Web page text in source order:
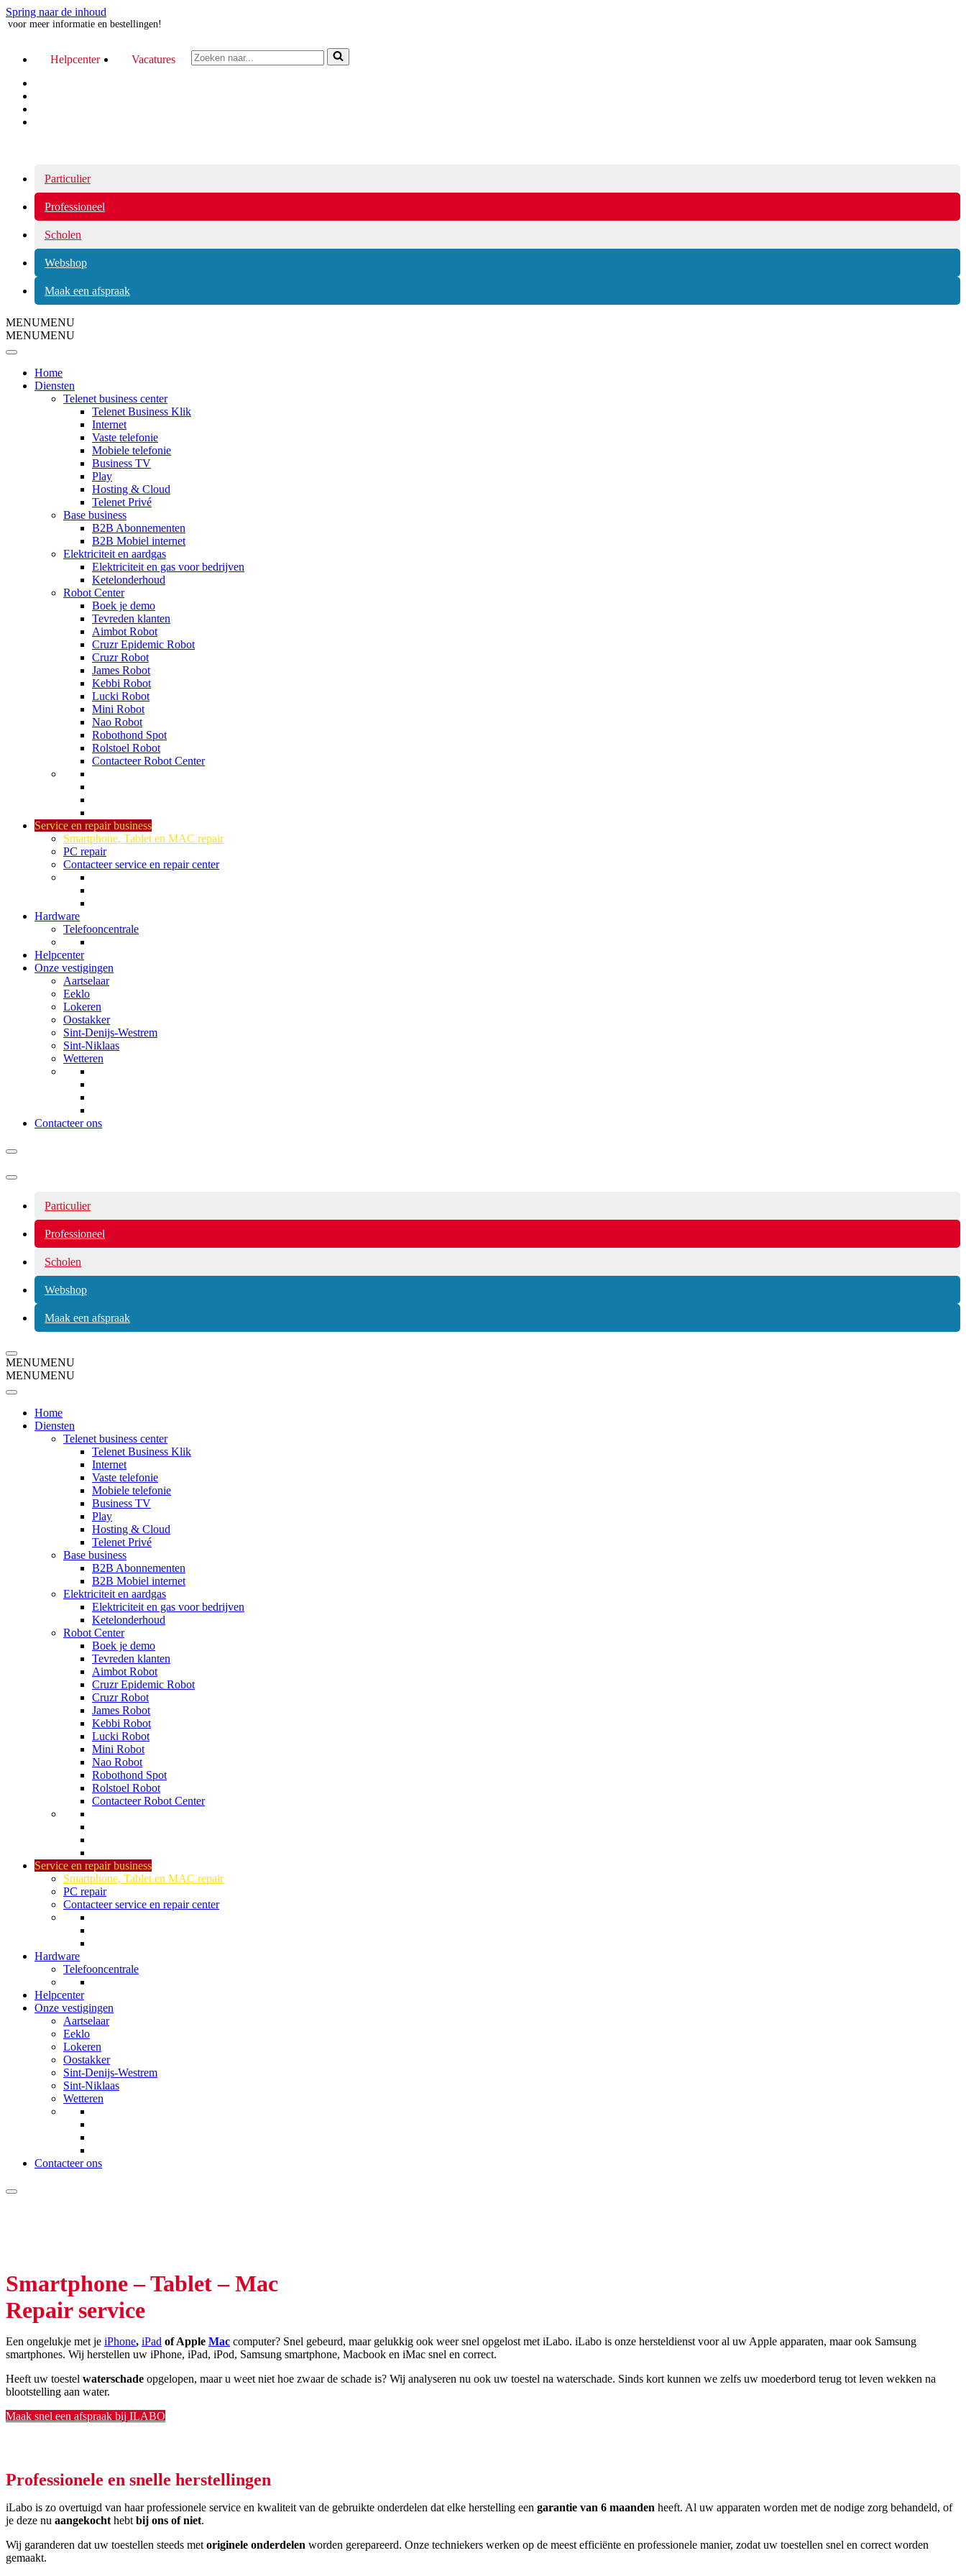
Spring naar de inhoud
meer informatie en bestellingen!
Helpcenter Vacatures
Z
o
.
Particulier
Professioneel
Scholen
Webshop
Maak een afspraak
MENUMENU
MENUMENU
Home
Diensten
Telenet business center
Telenet Business Klik
Internet
Vaste telefonie
Mobiele telefonie
Business TV
Play
Hosting & Cloud
Telenet Privé
Base business
B2B Abonnementen
B2B Mobiel internet
Elektriciteit en aardgas
Elektriciteit en gas voor bedrijven
Ketelonderhoud
Robot Center
Boek je demo
Tevreden klanten
Aimbot Robot
Cruzr Epidemic Robot
Cruzr Robot
James Robot
Kebbi Robot
Lucki Robot
Mini Robot
Nao Robot
Robothond Spot
Rolstoel Robot
Contacteer Robot Center
Service en repair business
Smartphone, Tablet en MAC repair
PC repair
Contacteer service en repair center
Hardware
Telefooncentrale
Helpcenter
Onze vestigingen
Aartselaar
Eeklo
Lokeren
Oostakker
Sint-Denijs-Westrem
Sint-Niklaas
Wetteren
Contacteer ons
Navigatiemenu
Particulier
Professioneel
Scholen
Webshop
Maak een afspraak
Navigatiemenu
MENUMENU
MENUMENU
Home
Diensten
Telenet business center
Telenet Business Klik
Internet
Vaste telefonie
Mobiele telefonie
Business TV
Play
Hosting & Cloud
Telenet Privé
Base business
B2B Abonnementen
B2B Mobiel internet
Elektriciteit en aardgas
Elektriciteit en gas voor bedrijven
Ketelonderhoud
Robot Center
Boek je demo
Tevreden klanten
Aimbot Robot
Cruzr Epidemic Robot
Cruzr Robot
James Robot
Kebbi Robot
Lucki Robot
Mini Robot
Nao Robot
Robothond Spot
Rolstoel Robot
Contacteer Robot Center
Service en repair business
Smartphone, Tablet en MAC repair
PC repair
Contacteer service en repair center
Hardware
Telefooncentrale
Helpcenter
Onze vestigingen
Aartselaar
Eeklo
Lokeren
Oostakker
Sint-Denijs-Westrem
Sint-Niklaas
Wetteren
Contacteer ons
Smartphone – Tablet – Mac
Repair service
Een ongelukje met je iPhone, iPad of Apple Mac computer? Snel gebeurd, maar gelukkig ook weer snel opgelost met iLabo. iLabo is onze hersteldienst voor al uw Apple apparaten, maar ook Samsung
smartphones. Wij herstellen uw iPhone, iPad, iPod, Samsung smartphone, Macbook en iMac snel en correct.
Heeft uw toestel waterschade opgelopen, maar u weet niet hoe zwaar de schade is? Wij analyseren nu ook uw toestel na waterschade. Sinds kort kunnen we zelfs uw moederbord terug tot leven wekken na
blootstelling aan water.
Maak snel een afspraak bij ILABO
Professionele en snelle herstellingen
iLabo is zo overtuigd van haar professionele service en kwaliteit van de gebruikte onderdelen dat elke herstelling een garantie van 6 maanden heeft. Al uw apparaten worden met de nodige zorg behandeld, of
je deze nu aangekocht hebt bij ons of niet.
Wij garanderen dat uw toestellen steeds met originele onderdelen worden gerepareerd. Onze techniekers werken op de meest efficiënte en professionele manier, zodat uw toestellen snel en correct worden
gemaakt.